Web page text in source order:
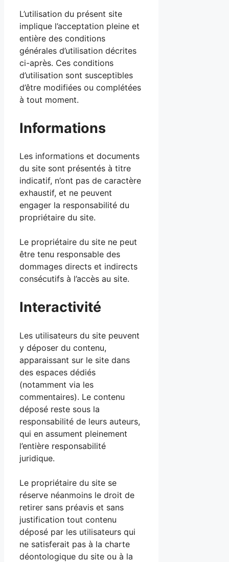
L’utilisation du présent site
implique l’acceptation pleine et
entière des conditions
générales d’utilisation décrites
ci-après. Ces conditions
d’utilisation sont susceptibles
d’être modifiées ou complétées
à tout moment.
Informations
Les informations et documents
du site sont présentés à titre
indicatif, n’ont pas de caractère
exhaustif, et ne peuvent
engager la responsabilité du
propriétaire du site.
Le propriétaire du site ne peut
être tenu responsable des
dommages directs et indirects
consécutifs à l’accès au site.
Interactivité
Les utilisateurs du site peuvent
y déposer du contenu,
apparaissant sur le site dans
des espaces dédiés
(notamment via les
commentaires). Le contenu
déposé reste sous la
responsabilité de leurs auteurs,
qui en assument pleinement
l’entière responsabilité
juridique.
Le propriétaire du site se
réserve néanmoins le droit de
retirer sans préavis et sans
justification tout contenu
déposé par les utilisateurs qui
ne satisferait pas à la charte
déontologique du site ou à la